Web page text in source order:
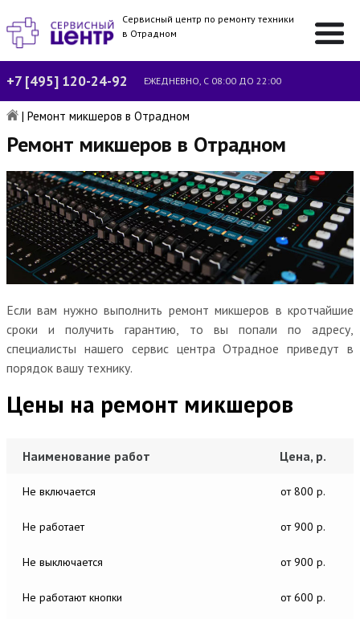
Сервисный центр по ремонту техники
в Отрадном
+7 [495] 120-24-92 ЕЖЕДНЕВНО, С 08:00 ДО 22:00
| Ремонт микшеров в Отрадном
Ремонт микшеров в Отрадном
Если вам нужно выполнить ремонт микшеров в кротчайшие
сроки и получить гарантию, то вы попали по адресу,
специалисты нашего сервис центра Отрадное приведут в
порядок вашу технику.
Цены на ремонт микшеров
Наименование работ Цена, р.
Не включается от 800 р.
Не работает от 900 р.
Не выключается от 900 р.
Не работают кнопки от 600 р.